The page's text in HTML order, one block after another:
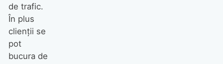
de trafic.
În plus
clienţii se
pot
bucura de